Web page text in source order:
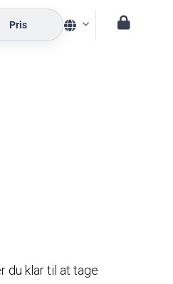
Pris
du klar til at tage